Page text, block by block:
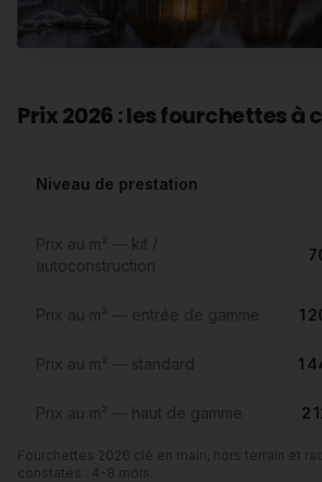
Prix 2026 : les fourchettes à
Niveau de prestation
Prix au m² — kit /
autoconstruction
Prix au m² — entrée de gamme 1
Prix au m² — standard 1
Prix au m² — haut de gamme 2
Fourchettes 2026 clé en main, hors terrain et
constatés : 4-8 mois.